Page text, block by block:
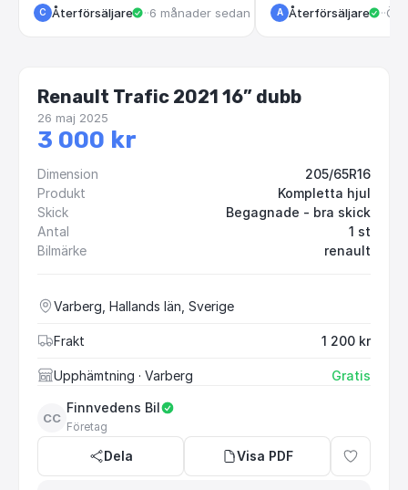
C Återförsäljare ·Göteborg
·6 månader sedan A Återförsäljare ··
Renault Trafic 2021 16” dubb
26 maj 2025
3 000 kr
Dimension
205/65R16
Produkt
Kompletta hjul
Skick
Begagnade - bra skick
Antal
1 st
Bilmärke
renault
Varberg, Hallands län, Sverige
Frakt 1 200 kr
Upphämtning · Varberg Gratis
CC
Finnvedens Bil
Företag
Dela Visa PDF